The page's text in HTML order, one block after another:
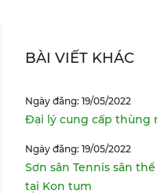
BÀI VIẾT KHÁC
Ngày đăng: 19/05/2022
Đại lý cung cấp thùng
Ngày đăng: 19/05/2022
Sơn sân Tennis sân
tại Kon tum